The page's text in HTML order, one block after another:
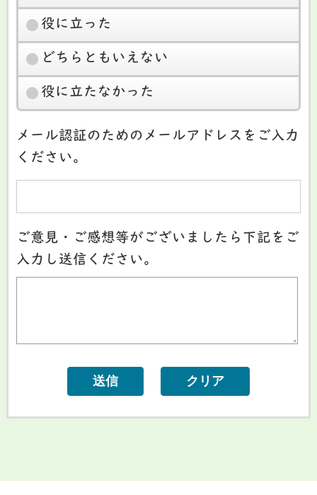
役に立った
どちらともいえない
役に立たなかった
メール認証のためのメールアドレスをご入力
ください。
ご意見・ご感想等がございましたら下記をご
入力し送信ください。